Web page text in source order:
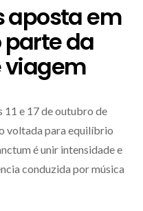
aposta em
parte da
viagem
11 e 17 de outubro de
voltada para equilíbrio
é unir intensidade e
conduzida por música